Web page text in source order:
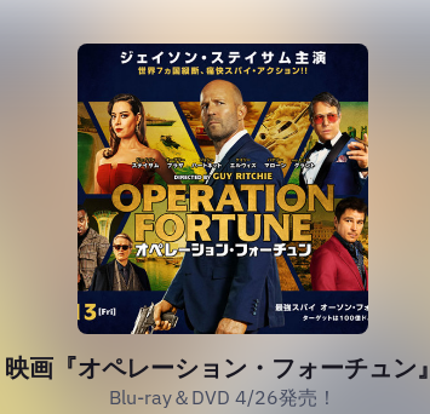
映画『オペレーション・フォーチュン』
Blu-ray＆DVD 4/26発売！